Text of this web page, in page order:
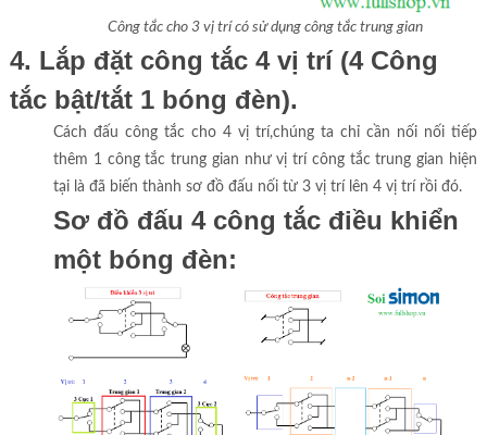
Công tắc cho 3 vị trí có sử dụng công tắc trung gian
4. Lắp đặt công tắc 4 vị trí (4 Công
tắc bật/tắt 1 bóng đèn).
Cách đấu công tắc cho 4 vị trí,chúng ta chỉ cần nối nối tiếp
thêm 1 công tắc trung gian như vị trí công tắc trung gian hiện
tại là đã biến thành sơ đồ đấu nối từ 3 vị trí lên 4 vị trí rồi đó.
Sơ đồ đấu 4 công tắc điều khiển
một bóng đèn: